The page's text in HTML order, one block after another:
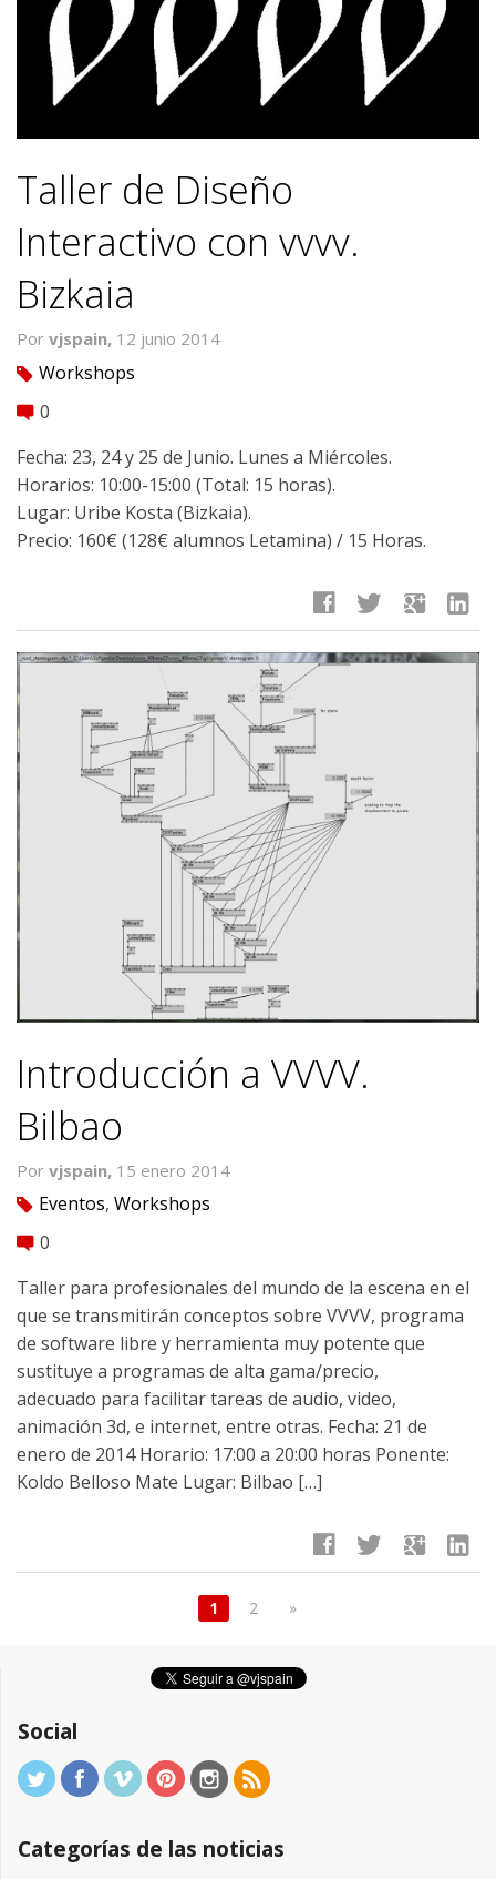
Taller de Diseño
Interactivo con vvvv.
Bizkaia
Por vjspain, 12 junio 2014
tag Workshops
comment 0
Fecha: 23, 24 y 25 de Junio. Lunes a Miércoles.
Horarios: 10:00-15:00 (Total: 15 horas).
Lugar: Uribe Kosta (Bizkaia).
Precio: 160€ (128€ alumnos Letamina) / 15 Horas.
facebook twitter google linkedin
Introducción a VVVV.
Bilbao
Por vjspain, 15 enero 2014
tag Eventos, Workshops
comment 0
Taller para profesionales del mundo de la escena en el
que se transmitirán conceptos sobre VVVV, programa
de software libre y herramienta muy potente que
sustituye a programas de alta gama/precio,
adecuado para facilitar tareas de audio, video,
animación 3d, e internet, entre otras. Fecha: 21 de
enero de 2014 Horario: 17:00 a 20:00 horas Ponente:
Koldo Belloso Mate Lugar: Bilbao […]
facebook twitter google linkedin
1 2 »
Social
Categorías de las noticias